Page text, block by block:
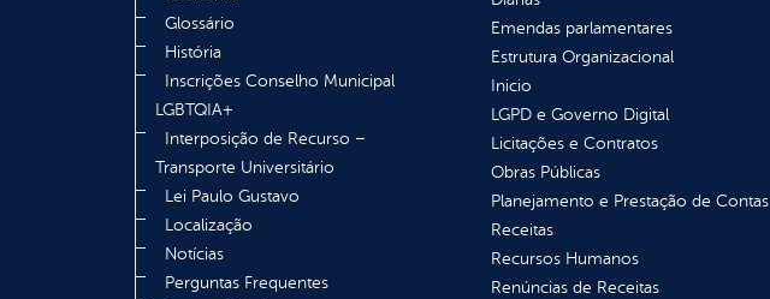
Glossário
História
Inscrições Conselho Municipal
LGBTQIA+
Interposição de Recurso –
Transporte Universitário
Lei Paulo Gustavo
Localização
Notícias
Perguntas Frequentes
Emendas parlamentares
Estrutura Organizacional
Inicio
LGPD e Governo Digital
Licitações e Contratos
Obras Públicas
Planejamento e Prestação de Contas
Receitas
Recursos Humanos
Renúncias de Receitas